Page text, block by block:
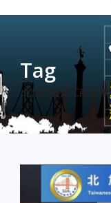
Tag
北加州臺灣工商會舉